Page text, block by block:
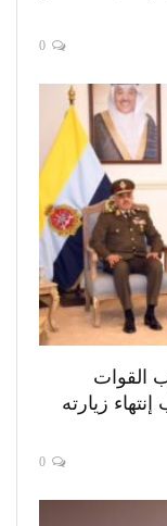
القوات
زيارته